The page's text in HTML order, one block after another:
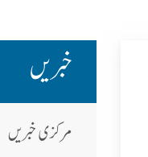
خبریں
مرکزی خبریں